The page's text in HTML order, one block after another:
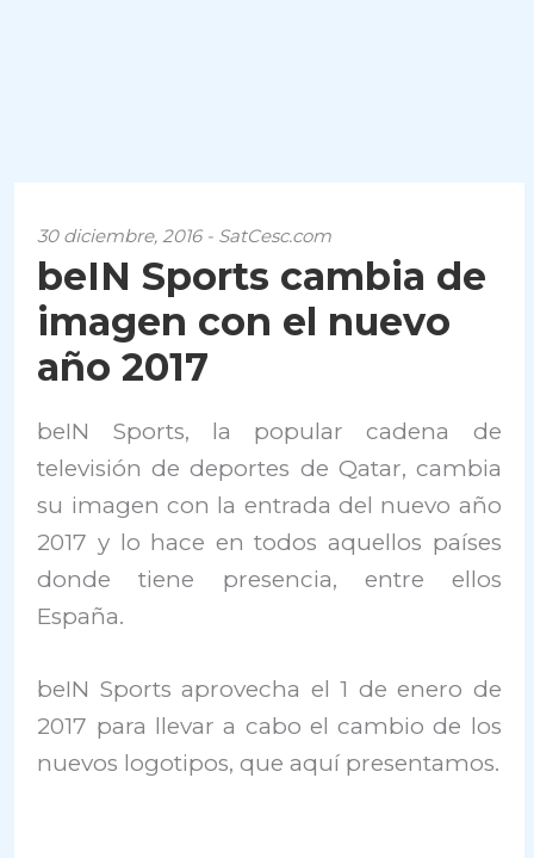
30 diciembre, 2016 - SatCesc.com
beIN Sports cambia de
imagen con el nuevo
año 2017
beIN Sports, la popular cadena de
televisión de deportes de Qatar, cambia
su imagen con la entrada del nuevo año
2017 y lo hace en todos aquellos países
donde tiene presencia, entre ellos
España.
beIN Sports aprovecha el 1 de enero de
2017 para llevar a cabo el cambio de los
nuevos logotipos, que aquí presentamos.